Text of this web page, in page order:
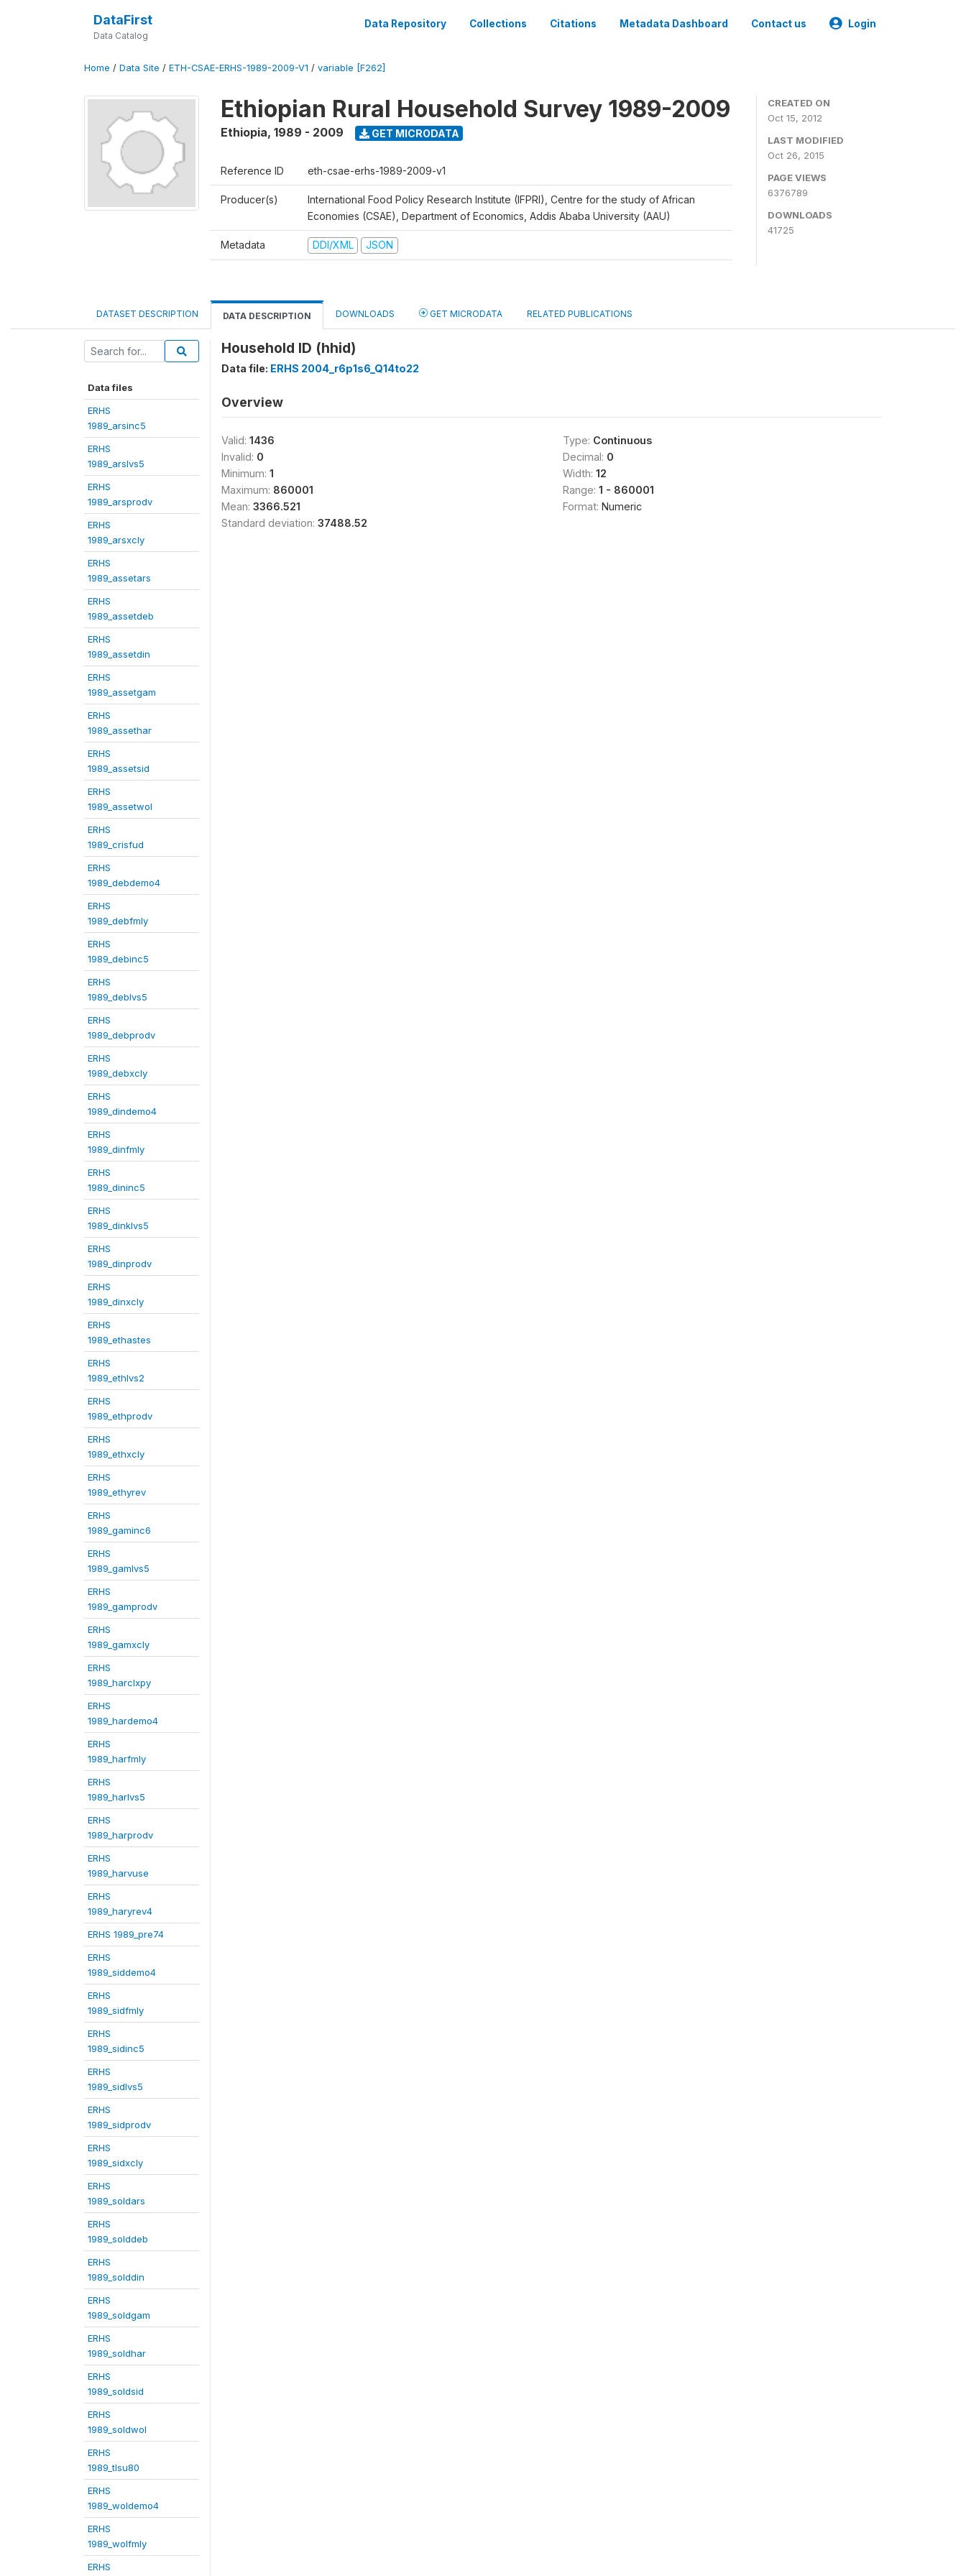
DataFirst
Data Catalog
Data Repository Collections Citations Metadata Dashboard Contact us Login
Home / Data Site / ETH-CSAE-ERHS-1989-2009-V1 / variable [F262]
Ethiopian Rural Household Survey 1989-2009
Ethiopia, 1989 - 2009 GET MICRODATA
Reference ID eth-csae-erhs-1989-2009-v1
Producer(s)
International Food Policy Research Institute (IFPRI), Centre for the study of African
Economies (CSAE), Department of Economics, Addis Ababa University (AAU)
Metadata DDI/XML JSON
CREATED ON
Oct 15, 2012
LAST MODIFIED
Oct 26, 2015
PAGE VIEWS
6376789
DOWNLOADS
41725
DATASET DESCRIPTION DATA DESCRIPTION DOWNLOADS GET MICRODATA RELATED PUBLICATIONS
Data files
ERHS
1989_arsinc5
ERHS
1989_arslvs5
ERHS
1989_arsprodv
ERHS
1989_arsxcly
ERHS
1989_assetars
ERHS
1989_assetdeb
ERHS
1989_assetdin
ERHS
1989_assetgam
ERHS
1989_assethar
ERHS
1989_assetsid
ERHS
1989_assetwol
ERHS
1989_crisfud
ERHS
1989_debdemo4
ERHS
1989_debfmly
ERHS
1989_debinc5
ERHS
1989_deblvs5
ERHS
1989_debprodv
ERHS
1989_debxcly
ERHS
1989_dindemo4
ERHS
1989_dinfmly
ERHS
1989_dininc5
ERHS
1989_dinklvs5
ERHS
1989_dinprodv
ERHS
1989_dinxcly
ERHS
1989_ethastes
ERHS
1989_ethlvs2
ERHS
1989_ethprodv
ERHS
1989_ethxcly
ERHS
1989_ethyrev
ERHS
1989_gaminc6
ERHS
1989_gamlvs5
ERHS
1989_gamprodv
ERHS
1989_gamxcly
ERHS
1989_harclxpy
ERHS
1989_hardemo4
ERHS
1989_harfmly
ERHS
1989_harlvs5
ERHS
1989_harprodv
ERHS
1989_harvuse
ERHS
1989_haryrev4
ERHS 1989_pre74
ERHS
1989_siddemo4
ERHS
1989_sidfmly
ERHS
1989_sidinc5
ERHS
1989_sidlvs5
ERHS
1989_sidprodv
ERHS
1989_sidxcly
ERHS
1989_soldars
ERHS
1989_solddeb
ERHS
1989_solddin
ERHS
1989_soldgam
ERHS
1989_soldhar
ERHS
1989_soldsid
ERHS
1989_soldwol
ERHS
1989_tlsu80
ERHS
1989_woldemo4
ERHS
1989_wolfmly
ERHS
Household ID (hhid)
Data file: ERHS 2004_r6p1s6_Q14to22
Overview
Valid: 1436
Invalid: 0
Minimum: 1
Maximum: 860001
Mean: 3366.521
Standard deviation: 37488.52
Type: Continuous
Decimal: 0
Width: 12
Range: 1 - 860001
Format: Numeric